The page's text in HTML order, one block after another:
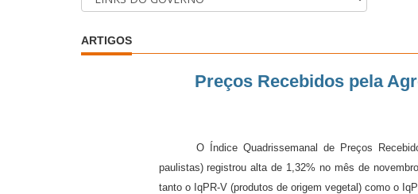
ARTIGOS
Preços Recebidos pela
O Índice Quadrissemanal de Preços
paulistas) registrou alta de 1,32% no mês de
tanto o IqPR-V (produtos de origem vegetal) como o